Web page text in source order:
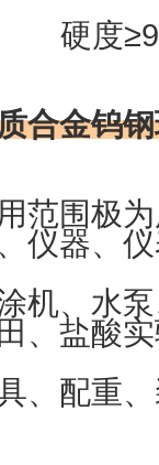
度
合金钨
范围极
、仪器、
机、水
、盐酸
、配重